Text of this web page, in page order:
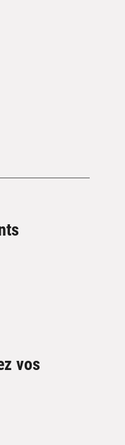
vos